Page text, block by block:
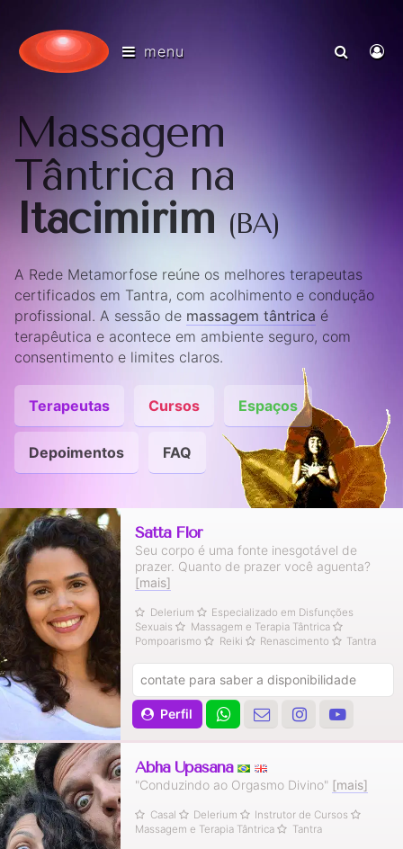
menu
Massagem
Tântrica na
Itacimirim(BA)
A Rede Metamorfose reúne os melhores terapeutas
certificados em Tantra, com acolhimento e condução
profissional. A sessão de massagem tântrica é
terapêutica e acontece em ambiente seguro, com
consentimento e limites claros.
Terapeutas Cursos Espaços
Depoimentos FAQ
Satta Flor
Seu corpo é uma fonte inesgotável de
prazer. Quanto de prazer você aguenta?
[mais]
Delerium
Especializado em Disfunções
Sexuais
Massagem e Terapia Tântrica
Pompoarismo
Reiki Renascimento Tantra
Perfil
contate para saber a disponibilidade
Abha Upasana
"Conduzindo ao Orgasmo Divino" [mais]
Casal Delerium
Instrutor de Cursos
Massagem e Terapia Tântrica
Tantra